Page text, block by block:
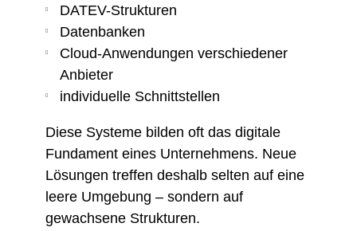
DATEV-Strukturen
Datenbanken
Cloud-Anwendungen verschiedener
Anbieter
individuelle Schnittstellen
Diese Systeme bilden oft das digitale
Fundament eines Unternehmens. Neue
Lösungen treffen deshalb selten auf eine
leere Umgebung – sondern auf
gewachsene Strukturen.